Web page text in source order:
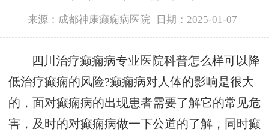
来源：成都神康癫痫病医院 日期：2025-01-07
四川治疗癫痫病专业医院科普怎么样可以降
低治疗癫痫的风险?癫痫病对人体的影响是很大
的，面对癫痫病的出现患者需要了解它的常见危
害，及时的对癫痫病做一下公道的了解，同时癫